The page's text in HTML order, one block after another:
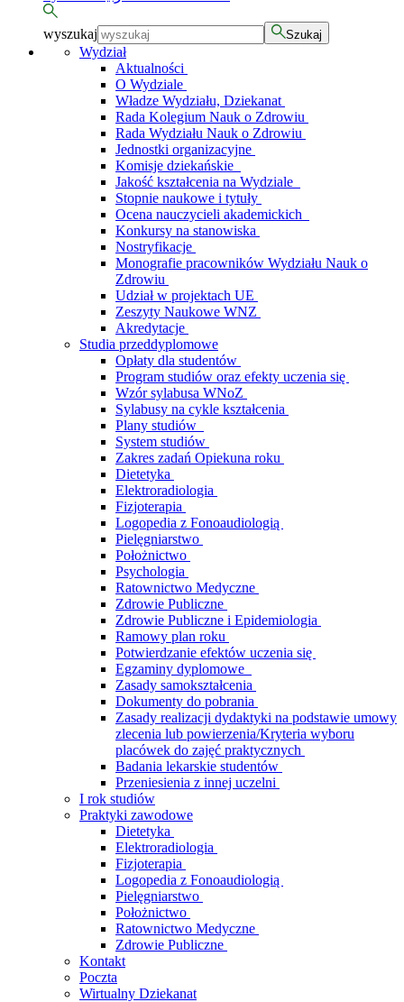
wyszukaj Szukaj
Wydział
Aktualności
O Wydziale
Władze Wydziału, Dziekanat
Rada Kolegium Nauk o Zdrowiu
Rada Wydziału Nauk o Zdrowiu
Jednostki organizacyjne
Komisje dziekańskie
Jakość kształcenia na Wydziale
Stopnie naukowe i tytuły
Ocena nauczycieli akademickich
Konkursy na stanowiska
Nostryfikacje
Monografie pracowników Wydziału Nauk o
Zdrowiu
Udział w projektach UE
Zeszyty Naukowe WNZ
Akredytacje
Studia przeddyplomowe
Opłaty dla studentów
Program studiów oraz efekty uczenia się
Wzór sylabusa WNoZ
Sylabusy na cykle kształcenia
Plany studiów
System studiów
Zakres zadań Opiekuna roku
Dietetyka
Elektroradiologia
Fizjoterapia
Logopedia z Fonoaudiologią
Pielęgniarstwo
Położnictwo
Psychologia
Ratownictwo Medyczne
Zdrowie Publiczne
Zdrowie Publiczne i Epidemiologia
Ramowy plan roku
Potwierdzanie efektów uczenia się
Egzaminy dyplomowe
Zasady samokształcenia
Dokumenty do pobrania
Zasady realizacji dydaktyki na podstawie umowy
zlecenia lub powierzenia/Kryteria wyboru
placówek do zajęć praktycznych
Badania lekarskie studentów
Przeniesienia z innej uczelni
I rok studiów
Praktyki zawodowe
Dietetyka
Elektroradiologia
Fizjoterapia
Logopedia z Fonoaudiologią
Pielęgniarstwo
Położnictwo
Ratownictwo Medyczne
Zdrowie Publiczne
Kontakt
Poczta
Wirtualny Dziekanat